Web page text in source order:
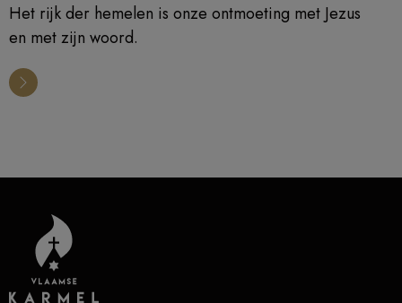
Het rijk der hemelen is onze ontmoeting met Jezus
en met zijn woord.